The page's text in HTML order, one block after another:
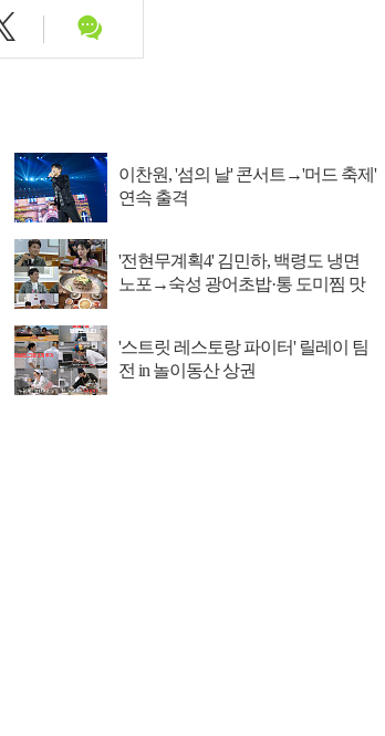
이찬원, '섬의 날' 콘서트→'머드 축제'
연속 출격
'전현무계획4' 김민하, 백령도 냉면
노포→숙성 광어초밥·통 도미찜 맛
'스트릿 레스토랑 파이터' 릴레이 팀
전 in 놀이동산 상권